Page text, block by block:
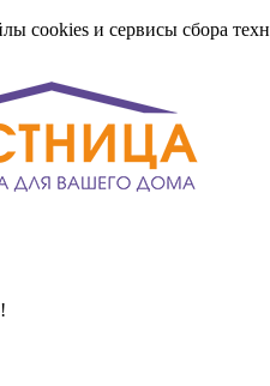
cookies и сервисы сбора